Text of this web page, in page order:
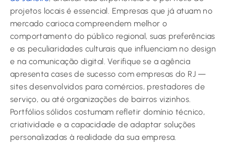
projetos locais é essencial. Empresas que já atuam no
mercado carioca compreendem melhor o
comportamento do público regional, suas preferências
e as peculiaridades culturais que influenciam no design
e na comunicação digital. Verifique se a agência
apresenta cases de sucesso com empresas do RJ —
sites desenvolvidos para comércios, prestadores de
serviço, ou até organizações de bairros vizinhos.
Portfólios sólidos costumam refletir domínio técnico,
criatividade e a capacidade de adaptar soluções
personalizadas à realidade da sua empresa.